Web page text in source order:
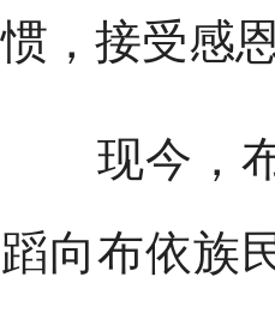
惯，接受感
现今，布
蹈向布依族